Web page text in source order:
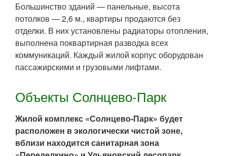
Большинство зданий — панельные, высота
потолков — 2,6 м., квартиры продаются без
отделки. В них установлены радиаторы отопления,
выполнена поквартирная разводка всех
коммуникаций. Каждый жилой корпус оборудован
пассажирскими и грузовыми лифтами.
Объекты Солнцево-Парк
Жилой комплекс «Солнцево-Парк» будет
расположен в экологически чистой зоне,
вблизи находится санитарная зона